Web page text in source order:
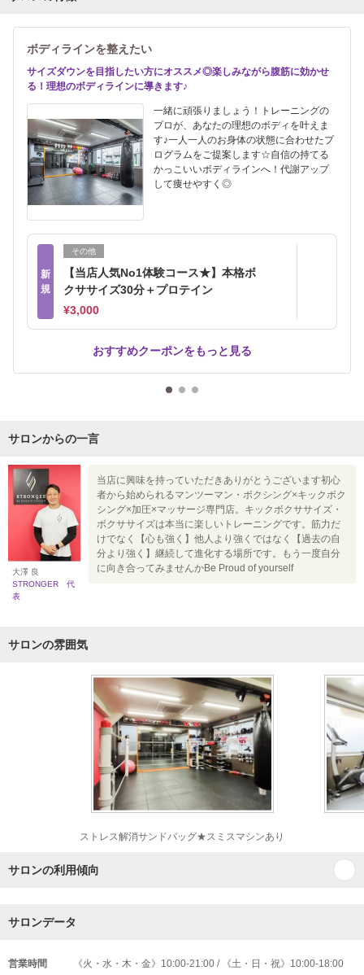
ボディラインを整えたい
サイズダウンを目指したい方にオススメ◎楽しみながら腹筋に効かせ
る！理想のボディラインに導きます♪
一緒に頑張りましょう！トレーニングの
プロが、あなたの理想のボディを叶えま
す♪一人一人のお身体の状態に合わせたプ
ログラムをご提案します☆自信の持てる
かっこいいボディラインへ！代謝アップ
して痩せやすく◎
新
規
その他
【当店人気No1体験コース★】本格ボ
クササイズ30分＋プロテイン
¥3,000
おすすめクーポンをもっと見る
サロンからの一言
大澤 良
STRONGER 代
表
当店に興味を持っていただきありがとうございます初心
者から始められるマンツーマン・ボクシング×キックボク
シング×加圧×マッサージ専門店。キックボクササイズ・
ボクササイズは本当に楽しいトレーニングです。筋力だ
けでなく【心も強く】他人より強くではなく【過去の自
分より強く】継続して進化する場所です。もう一度自分
に向き合ってみませんかBe Proud of yourself
サロンの雰囲気
ストレス解消サンドバッグ★スミスマシンあり
サロンの利用傾向
サロンデータ
営業時間 《火・水・木・金》10:00-21:00 / 《土・日・祝》10:00-18:00